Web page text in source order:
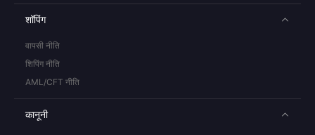
शॉपिंग
वापसी नीति
शिपिंग नीति
AML/CFT नीति
कानूनी